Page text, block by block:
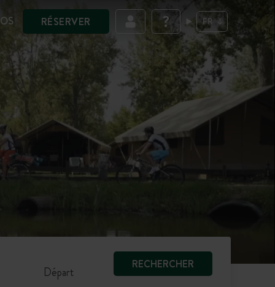
RÉSERVER FR
RECHERCHER
We notice that your browser language (English) is
not the same as the one displayed.
I change language to: English
View the site in the displayed language